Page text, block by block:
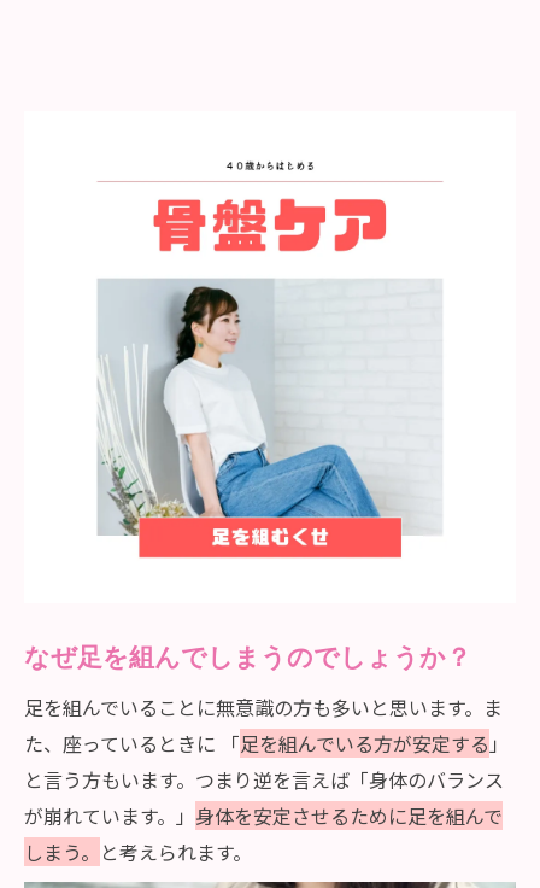
なぜ足を組んでしまうのでしょうか？
足を組んでいることに無意識の方も多いと思います。ま
た、座っているときに 「足を組んでいる方が安定する 」
と言う方もいます。つまり逆を言えば「身体のバランス
が崩れています。」 身体を安定させるために足を組んで
しまう。 と考えられます。